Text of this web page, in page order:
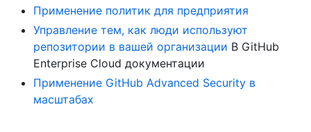
Применение политик для предприятия
Управление тем, как люди используют
репозитории в вашей организации В GitHub
Enterprise Cloud документации
Применение GitHub Advanced Security в
масштабах